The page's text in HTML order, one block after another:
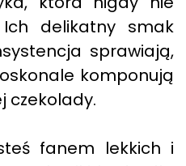
delikatny smak
sprawiają,
komponują
czekolady.
fanem lekkich i